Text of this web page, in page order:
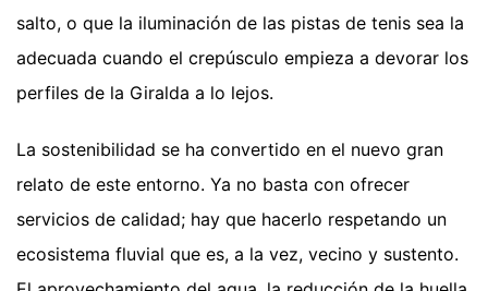
salto, o que la iluminación de las pistas de tenis sea la
adecuada cuando el crepúsculo empieza a devorar los
perfiles de la Giralda a lo lejos.
La sostenibilidad se ha convertido en el nuevo gran
relato de este entorno. Ya no basta con ofrecer
servicios de calidad; hay que hacerlo respetando un
ecosistema fluvial que es, a la vez, vecino y sustento.